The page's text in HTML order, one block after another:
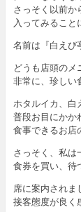
さっそく以前か
入ってみること
名前は『白えび
どうも店頭のメ
非常に、珍しい
ホタルイカ、白
普段お目にかか
食事できるお店
さっそく、私は
食券を買い、待
席に案内されま
接客態度が良く